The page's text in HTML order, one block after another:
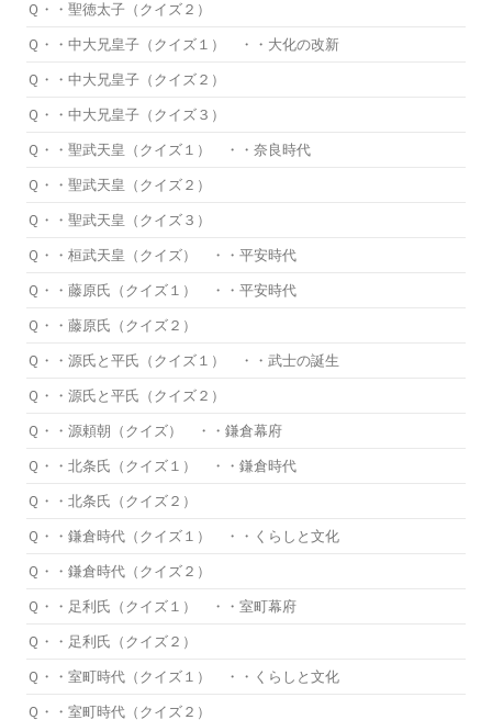
Ｑ・・聖徳太子（クイズ２）
Ｑ・・中大兄皇子（クイズ１） ・・大化の改新
Ｑ・・中大兄皇子（クイズ２）
Ｑ・・中大兄皇子（クイズ３）
Ｑ・・聖武天皇（クイズ１） ・・奈良時代
Ｑ・・聖武天皇（クイズ２）
Ｑ・・聖武天皇（クイズ３）
Ｑ・・桓武天皇（クイズ） ・・平安時代
Ｑ・・藤原氏（クイズ１） ・・平安時代
Ｑ・・藤原氏（クイズ２）
Ｑ・・源氏と平氏（クイズ１） ・・武士の誕生
Ｑ・・源氏と平氏（クイズ２）
Ｑ・・源頼朝（クイズ） ・・鎌倉幕府
Ｑ・・北条氏（クイズ１） ・・鎌倉時代
Ｑ・・北条氏（クイズ２）
Ｑ・・鎌倉時代（クイズ１） ・・くらしと文化
Ｑ・・鎌倉時代（クイズ２）
Ｑ・・足利氏（クイズ１） ・・室町幕府
Ｑ・・足利氏（クイズ２）
Ｑ・・室町時代（クイズ１） ・・くらしと文化
Ｑ・・室町時代（クイズ２）